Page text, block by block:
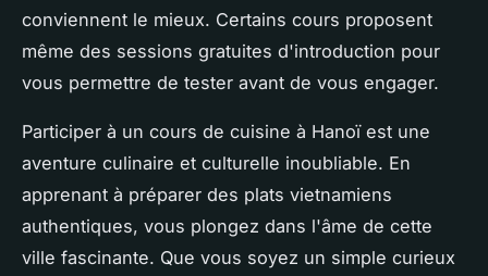
conviennent le mieux. Certains cours proposent
même des sessions gratuites d'introduction pour
vous permettre de tester avant de vous engager.
Participer à un cours de cuisine à Hanoï est une
aventure culinaire et culturelle inoubliable. En
apprenant à préparer des plats vietnamiens
authentiques, vous plongez dans l'âme de cette
ville fascinante. Que vous soyez un simple curieux